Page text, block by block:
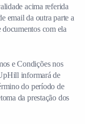
acima referida
email da outra parte a
documentos com ela
e Condições nos
informará de
do período de
da prestação dos